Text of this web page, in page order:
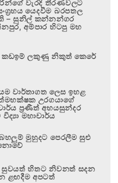
වැරදි තීරණවලට
යෙදවීම බරපතල
– සුනිල් කන්නන්ගර
අම්පාර හිටපු මහ
කඩඉම් ලකුණු නිකුත් කෙරේ
වාර්තාගත ලෙස ඉහළ
උරගයාගේ
ප්‍රණීත් අභයසුන්දර
මහාචාර්ය
මුහුදට පෙරලීම සුළු
හිතට නිවනත් සදන
ළඟදීම අපටත්